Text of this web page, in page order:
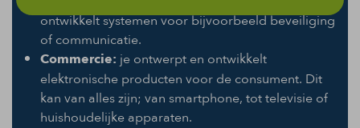
ontwikkelt systemen voor bijvoorbeeld beveiliging
of communicatie.
Commercie: je ontwerpt en ontwikkelt
elektronische producten voor de consument. Dit
kan van alles zijn; van smartphone, tot televisie of
huishoudelijke apparaten.